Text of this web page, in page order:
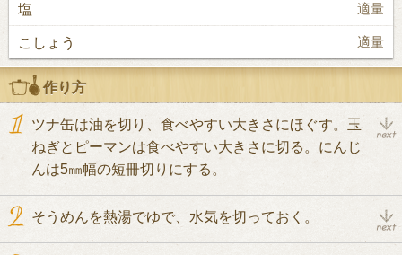
塩 適量
こしょう 適量
作り方
ツナ缶は油を切り、食べやすい大きさにほぐす。玉
ねぎとピーマンは食べやすい大きさに切る。にんじ
んは5㎜幅の短冊切りにする。
そうめんを熱湯でゆで、水気を切っておく。